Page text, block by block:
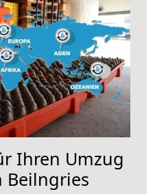
Ihren Umzug
Beilngries